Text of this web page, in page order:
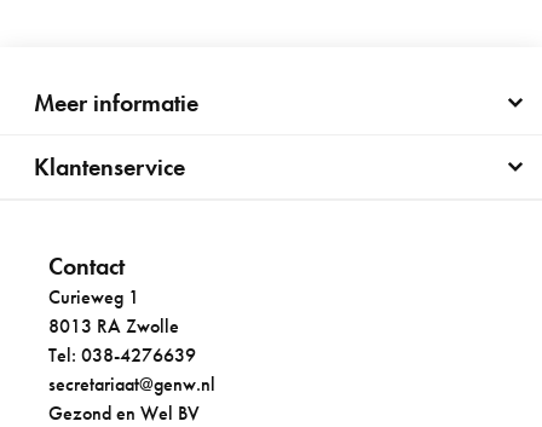
Meer informatie
Klantenservice
Contact
Curieweg 1
8013 RA Zwolle
Tel: 038-4276639
secretariaat@genw.nl
Gezond en Wel BV